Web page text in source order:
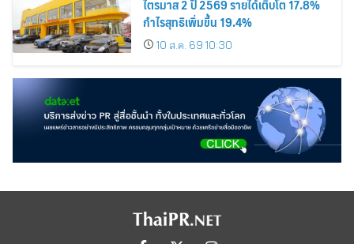
กำไรสุทธิเพิ่มขึ้น 19.4%
10 ส.ค. 69 10:30